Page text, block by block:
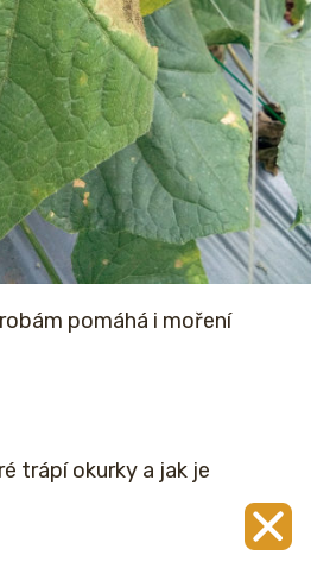
pomáhá i moření
trápí okurky a jak je